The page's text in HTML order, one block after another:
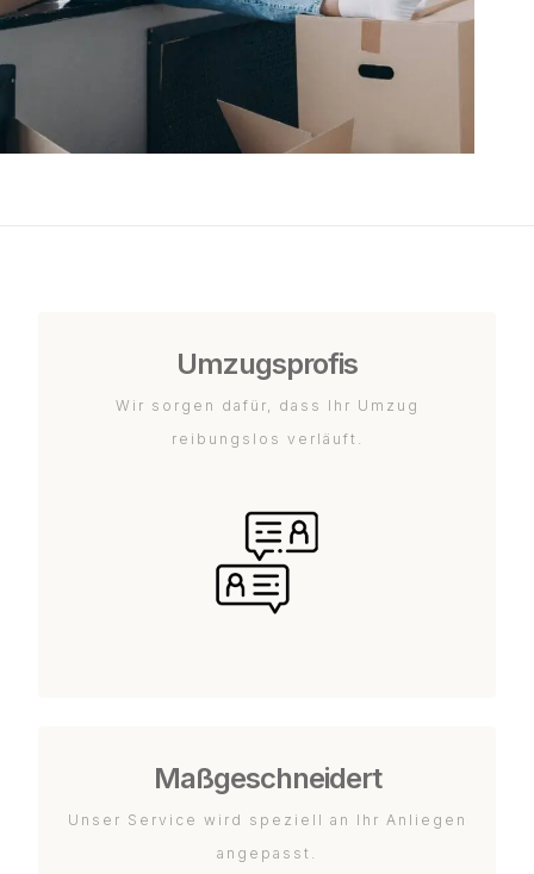
Umzugsprofis
Wir sorgen dafür, dass Ihr Umzug
reibungslos verläuft.
Maßgeschneidert
Unser Service wird speziell an Ihr Anliegen
angepasst.